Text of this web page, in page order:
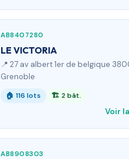
AB8407280
LE VICTORIA
📍 27 av albert 1er de belgique
Grenoble
🏠 116 lots 🏗 2 bât.
Voir
AB8908303